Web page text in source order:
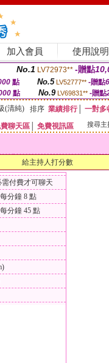
加入會員 使用說明
No.1 LV72973** -贈點
點 No.5 LV52777** -贈點
點 No.9 LV69831** -贈點
(清純) 排序 業績排行│ 一對多
聊天區 免費視訊區 搜尋主
給主持人打分數
付費才可聊天
分鐘 8 點
分鐘 45 點